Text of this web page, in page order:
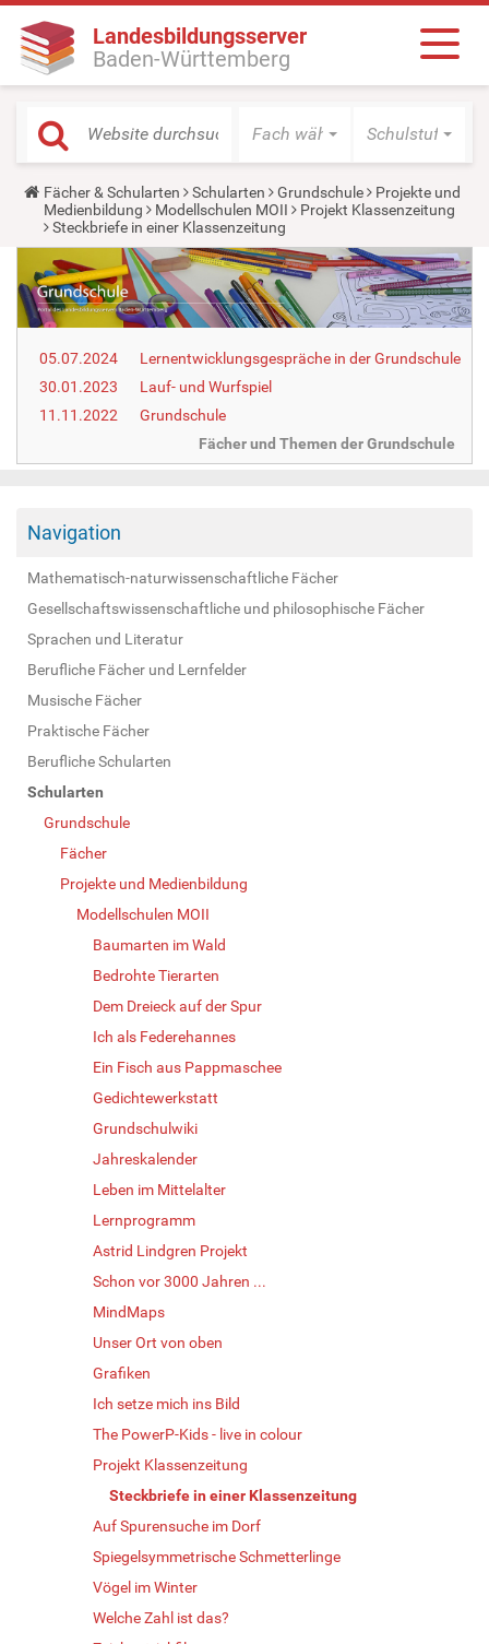
Landesbildungsserver
Baden-Württemberg
Fach wählen Schulstufe
Y
o
u
a
e
h
e
r
:
Fächer & Schularten Schularten Grundschule
Projekte und
Medienbildung
Modellschulen MOII
Projekt Klassenzeitung
Steckbriefe in einer Klassenzeitung
05.07.2024
Lernentwicklungsgespräche in der Grundschule
30.01.2023
Lauf- und Wurfspiel
11.11.2022
Grundschule
Fächer und Themen der Grundschule
Navigation
Mathematisch-naturwissenschaftliche Fächer
Gesellschaftswissenschaftliche und philosophische Fächer
Sprachen und Literatur
Berufliche Fächer und Lernfelder
Musische Fächer
Praktische Fächer
Berufliche Schularten
Schularten
Grundschule
Fächer
Projekte und Medienbildung
Modellschulen MOII
Baumarten im Wald
Bedrohte Tierarten
Dem Dreieck auf der Spur
Ich als Federehannes
Ein Fisch aus Pappmaschee
Gedichtewerkstatt
Grundschulwiki
Jahreskalender
Leben im Mittelalter
Lernprogramm
Astrid Lindgren Projekt
Schon vor 3000 Jahren ...
MindMaps
Unser Ort von oben
Grafiken
Ich setze mich ins Bild
The PowerP-Kids - live in colour
Projekt Klassenzeitung
Steckbriefe in einer Klassenzeitung
Auf Spurensuche im Dorf
Spiegelsymmetrische Schmetterlinge
Vögel im Winter
Welche Zahl ist das?